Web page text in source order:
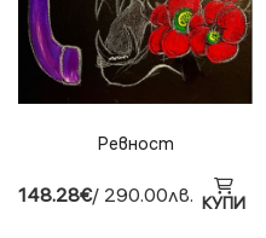
Ревност
148.28€/ 290.00лв. КУПИ